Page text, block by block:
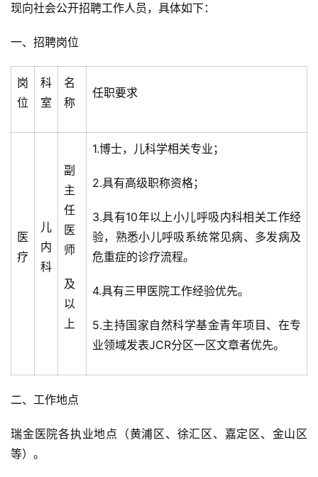
现向社会公开招聘工作人员，具体如下：
一、招聘岗位
岗
位
科
室
名
称
任职要求
医
疗
儿
内
科
副
主
任
医
师
及
以
上
1.博士，儿科学相关专业；
2.具有高级职称资格；
3.具有10年以上小儿呼吸内科相关工作经
验，熟悉小儿呼吸系统常见病、多发病及
危重症的诊疗流程。
4.具有三甲医院工作经验优先。
5.主持国家自然科学基金青年项目、在专
业领域发表JCR分区一区文章者优先。
二、工作地点
瑞金医院各执业地点（黄浦区、徐汇区、嘉定区、金山区
等）。